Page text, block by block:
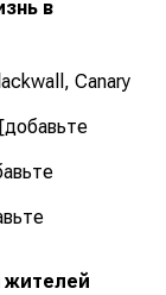
в
Canary
жителей